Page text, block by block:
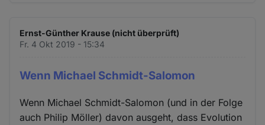
Ernst-Günther Krause (nicht überprüft)
Fr. 4 Okt 2019 - 15:34
Wenn Michael Schmidt-Salomon
Wenn Michael Schmidt-Salomon (und in der Folge
auch Philip Möller) davon ausgeht, dass Evolution